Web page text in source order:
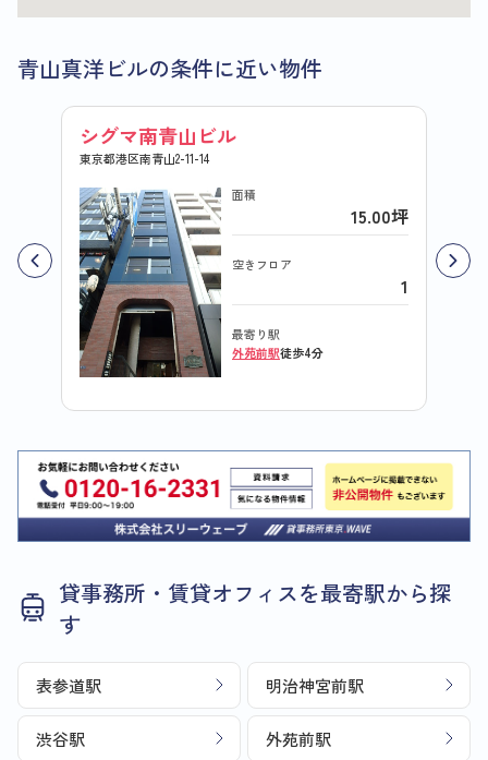
青山真洋ビルの条件に近い物件
シグマ南青山ビル
東京都港区南青山2-11-14
面積
15.00坪
空きフロア
1
最寄り駅
外苑前駅徒歩4分
貸事務所・賃貸オフィスを最寄駅から探
す
表参道駅 明治神宮前駅
渋谷駅 外苑前駅